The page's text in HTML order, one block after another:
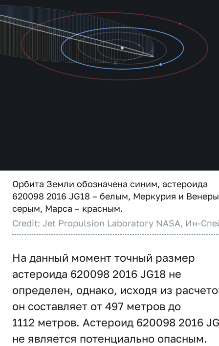
Орбита Земли обозначена синим, астероида
620098 2016 JG18 – белым, Меркурия и
серым, Марса – красным.
Credit: Jet Propulsion Laboratory NASA, Ин-
На данный момент точный размер
астероида 620098 2016 JG18 не
определен, однако, исходя из
он составляет от 497 метров до
1112 метров. Астероид 620098 2016
не является потенциально опасным.